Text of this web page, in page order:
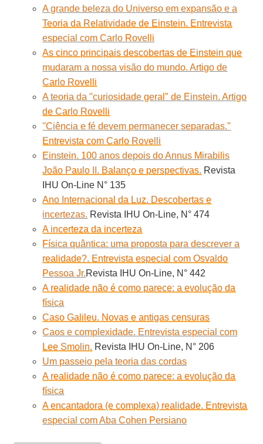
A grande beleza do Universo em expansão e a
Teoria da Relatividade de Einstein. Entrevista
especial com Carlo Rovelli
As cinco principais descobertas de Einstein que
mudaram a nossa visão do mundo. Artigo de
Carlo Rovelli
A teoria da "curiosidade geral" de Einstein. Artigo
de Carlo Rovelli
''Ciência e fé devem permanecer separadas.''
Entrevista com Carlo Rovelli
Einstein. 100 anos depois do Annus Mirabilis
João Paulo II. Balanço e perspectivas. Revista
IHU On-Line N° 135
Ano Internacional da Luz. Descobertas e
incertezas. Revista IHU On-Line, N° 474
A incerteza da incerteza
Física quântica: uma proposta para descrever a
realidade?. Entrevista especial com Osvaldo
Pessoa Jr.Revista IHU On-Line, N° 442
A realidade não é como parece: a evolução da
física
Caso Galileu. Novas e antigas censuras
Caos e complexidade. Entrevista especial com
Lee Smolin. Revista IHU On-Line, N° 206
Um passeio pela teoria das cordas
A realidade não é como parece: a evolução da
física
A encantadora (e complexa) realidade. Entrevista
especial com Aba Cohen Persiano